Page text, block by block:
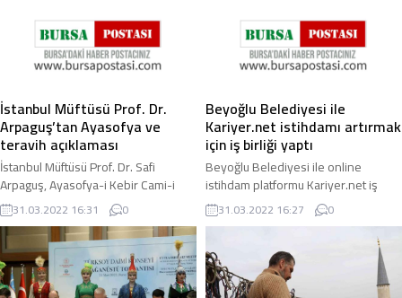
İstanbul Müftüsü Prof. Dr.
Arpaguş’tan Ayasofya ve
teravih açıklaması
İstanbul Müftüsü Prof. Dr. Safi
Arpaguş, Ayasofya-i Kebir Cami-i
Şerifi’nde 88 yıl sonra ilk defa
teravih namazı kılınacak olmasının
çok önemli ...
31.03.2022 16:31 0
Beyoğlu Belediyesi ile
Kariyer.net istihdamı artırmak
için iş birliği yaptı
Beyoğlu Belediyesi ile online
istihdam platformu Kariyer.net iş
birliği anlaşması imzaladı. Yapılan
işbirliği anlaşması ile Beyoğlu’nda ...
31.03.2022 16:27 0